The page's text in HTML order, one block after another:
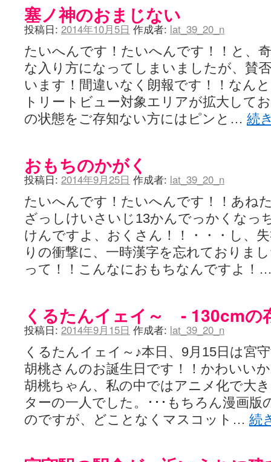
塞ノ神のおまじない
投稿日: 2014年10月5日 作成者: lat_39_20_n
たいへんです！たいへんです！！と、
な入り方になってしまいましたが、賛
います！間違いなく朗報です！！なん
トリートビュー対象エリアが拡大して
の状態をご存知ない方にはピンと… 続
おもちのかがく
投稿日: 2014年9月25日 作成者: lat_39_20_n
たいへんです！たいへんです！！あね
ざっしけいさいじ13かんでっかくなっ
けんですよ、おくさん！！・・・し、
りの衝撃に、一時漢字を忘れておりま
って！！こんなにおもちなんですよ！
くるたんイェイ～ - 130cmの
投稿日: 2014年9月15日 作成者: lat_39_20_n
くるたんイェイ～♪本日、9月15日は宮
胡桃さんのお誕生日です！！かわいい
胡桃ちゃん、私の中ではアニメ化で大
ターの一人でした。･･･もちろん漫画版
のですが、どことなくマスコット… 続